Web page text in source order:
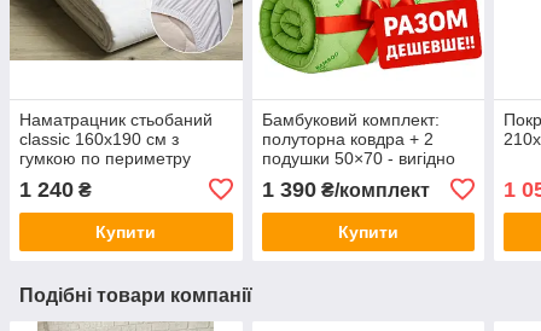
Наматрацник стьобаний
сlassic 160х190 см з
гумкою по периметру
1 240 ₴
Купити
Бамбуковий комплект:
полуторна ковдра + 2
подушки 50×70 - вигідно
1 390₴/комплект
Купити
1
Подібні товари компанії